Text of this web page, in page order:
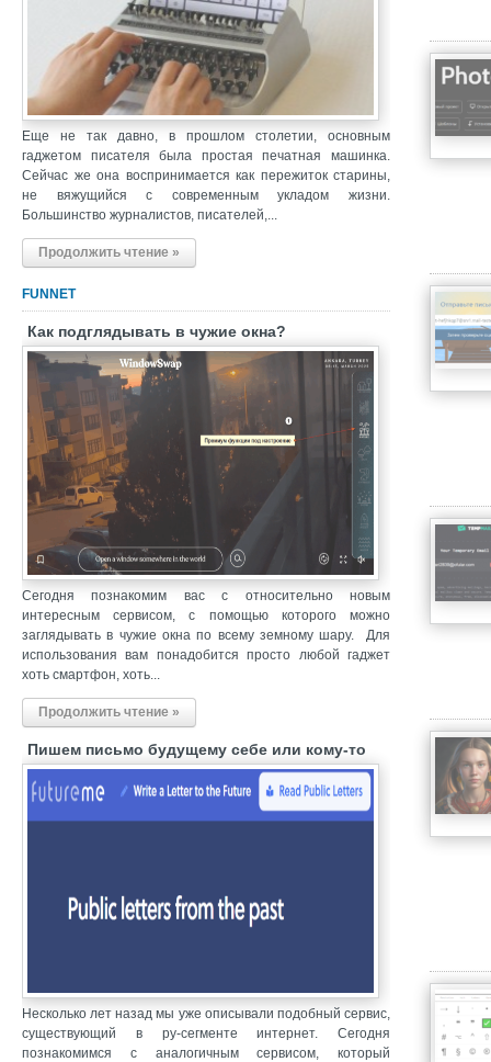
Еще не так давно, в прошлом столетии, основным
гаджетом писателя была простая печатная машинка.
Сейчас же она воспринимается как пережиток старины,
не вяжущийся с современным укладом жизни.
Большинство журналистов, писателей,...
Продолжить чтение »
FUNNET
Как подглядывать в чужие окна?
Сегодня познакомим вас с относительно новым
интересным сервисом, с помощью которого можно
заглядывать в чужие окна по всему земному шару. Для
использования вам понадобится просто любой гаджет
хоть смартфон, хоть...
Продолжить чтение »
Пишем письмо будущему себе или кому-то
Несколько лет назад мы уже описывали подобный сервис,
существующий в ру-сегменте интернет. Сегодня
познакомимся с аналогичным сервисом, который